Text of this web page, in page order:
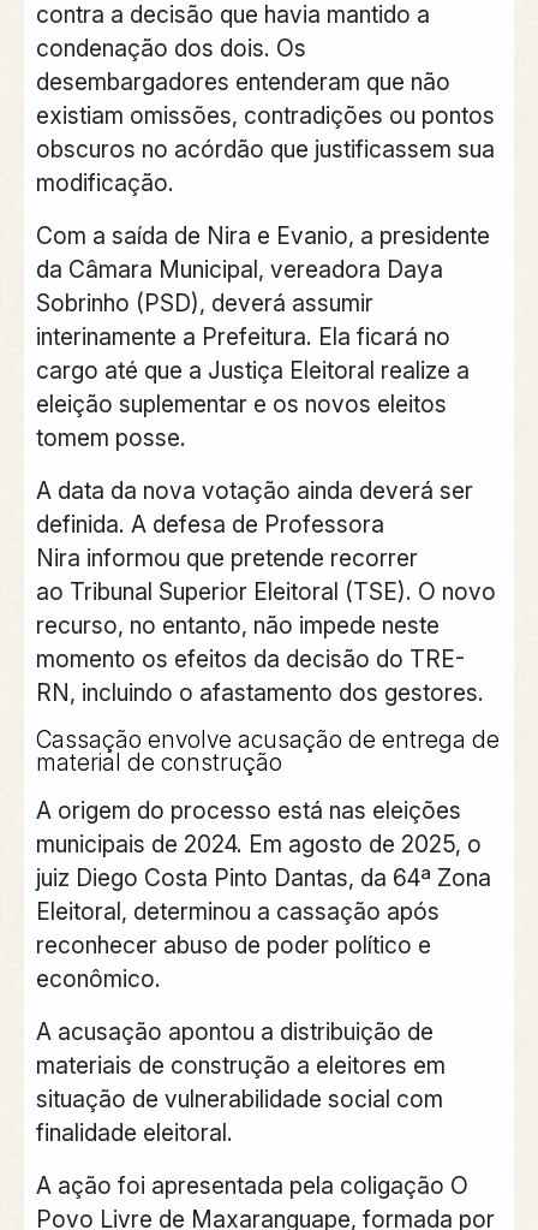
contra a decisão que havia mantido a
condenação dos dois. Os
desembargadores entenderam que não
existiam omissões, contradições ou pontos
obscuros no acórdão que justificassem sua
modificação.
Com a saída de Nira e Evanio, a presidente
da Câmara Municipal, vereadora Daya
Sobrinho (PSD), deverá assumir
interinamente a Prefeitura. Ela ficará no
cargo até que a Justiça Eleitoral realize a
eleição suplementar e os novos eleitos
tomem posse.
A data da nova votação ainda deverá ser
definida. A defesa de Professora
Nira informou que pretende recorrer
ao Tribunal Superior Eleitoral (TSE). O novo
recurso, no entanto, não impede neste
momento os efeitos da decisão do TRE-
RN, incluindo o afastamento dos gestores.
Cassação envolve acusação de entrega de
material de construção
A origem do processo está nas eleições
municipais de 2024. Em agosto de 2025, o
juiz Diego Costa Pinto Dantas, da 64ª Zona
Eleitoral, determinou a cassação após
reconhecer abuso de poder político e
econômico.
A acusação apontou a distribuição de
materiais de construção a eleitores em
situação de vulnerabilidade social com
finalidade eleitoral.
A ação foi apresentada pela coligação O
Povo Livre de Maxaranguape, formada por